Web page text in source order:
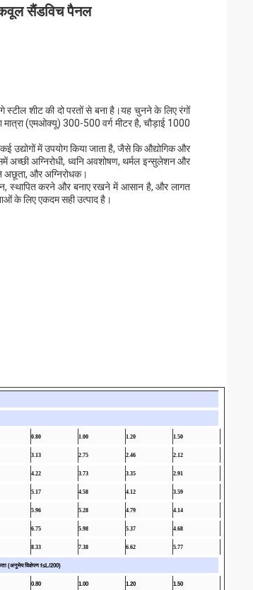
सैंडविच पैनल
शीट की दो परतों से बना है।यह चुनने के लिए रंगों
(एमओक्यू) 300-500 वर्ग मीटर है, चौड़ाई 1000
में उपयोग किया जाता है, जैसे कि औद्योगिक और
अच्छी अग्निरोधी, ध्वनि अवशोषण, थर्मल इन्सुलेशन और
अछूता, और अग्निरोधक।
स्थापित करने और बनाए रखने में आसान है, और लागत
के लिए एकदम सही उत्पाद है।
0.80 1.00 1.20 1.50
3.13 2.75 2.46 2.12
4.22 3.73 3.35 2.91
5.17 4.58 4.12 3.59
5.96 5.28 4.79 4.14
6.75 5.98 5.37 4.68
8.33 7.38 6.62 5.77
(अनुमेय विक्षेपण f≤L/200)
0.80 1.00 1.20 1.50